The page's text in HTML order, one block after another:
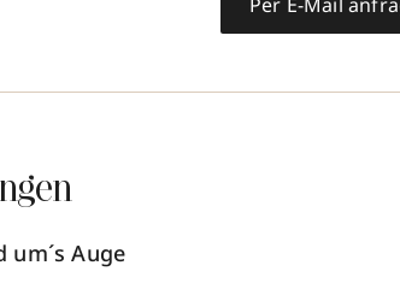
Per E-Mail
um´s Auge